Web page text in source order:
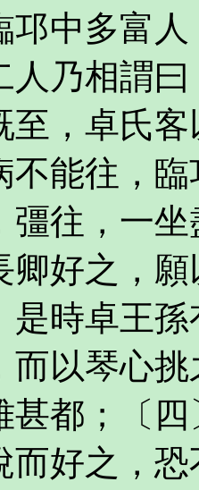
邛中多富
人乃相謂
至，卓氏
不能往，
彊往，一
卿好之，
是時卓王
而以琴心
甚都；〔
而好之，